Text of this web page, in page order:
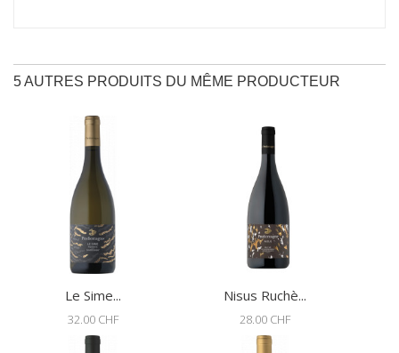
5 AUTRES PRODUITS DU MÊME PRODUCTEUR
Le Sime...
32.00 CHF
Nisus Ruchè...
28.00 CHF